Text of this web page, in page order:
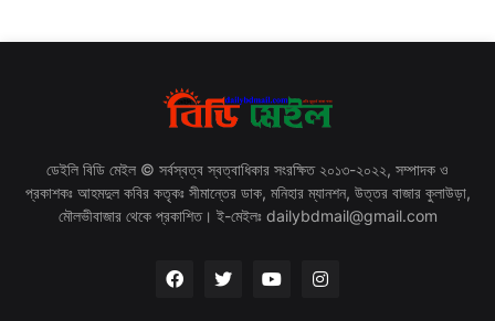
ডেইলি বিডি মেইল © সর্বস্বত্ব স্বত্বাধিকার সংরক্ষিত ২০১৩-২০২২, সম্পাদক ও
প্রকাশকঃ আহমদুল কবির কতৃকঃ সীমান্তের ডাক, মনিহার ম্যানশন, উত্তর বাজার কুলাউড়া,
মৌলভীবাজার থেকে প্রকাশিত। ই-মেইলঃ dailybdmail@gmail.com